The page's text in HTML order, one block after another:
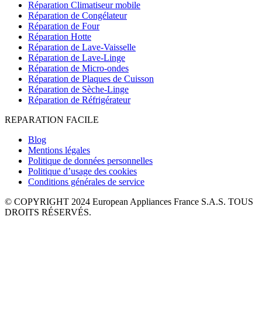
Réparation Climatiseur mobile
Réparation de Congélateur
Réparation de Four
Réparation Hotte
Réparation de Lave-Vaisselle
Réparation de Lave-Linge
Réparation de Micro-ondes
Réparation de Plaques de Cuisson
Réparation de Sèche-Linge
Réparation de Réfrigérateur
REPARATION FACILE
Blog
Mentions légales
Politique de données personnelles
Politique d’usage des cookies
Conditions générales de service
© COPYRIGHT 2024 European Appliances France S.A.S. TOUS
DROITS RÉSERVÉS.